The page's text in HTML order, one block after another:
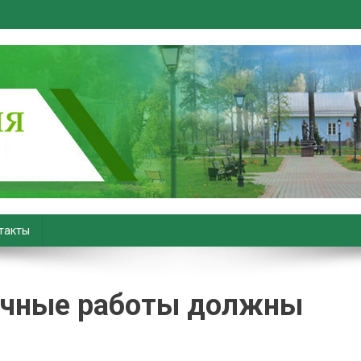
Новости Хойник.
работы должны